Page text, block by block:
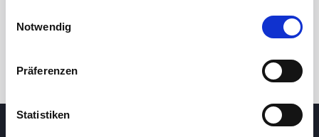
Notwendig
Präferenzen
Statistiken